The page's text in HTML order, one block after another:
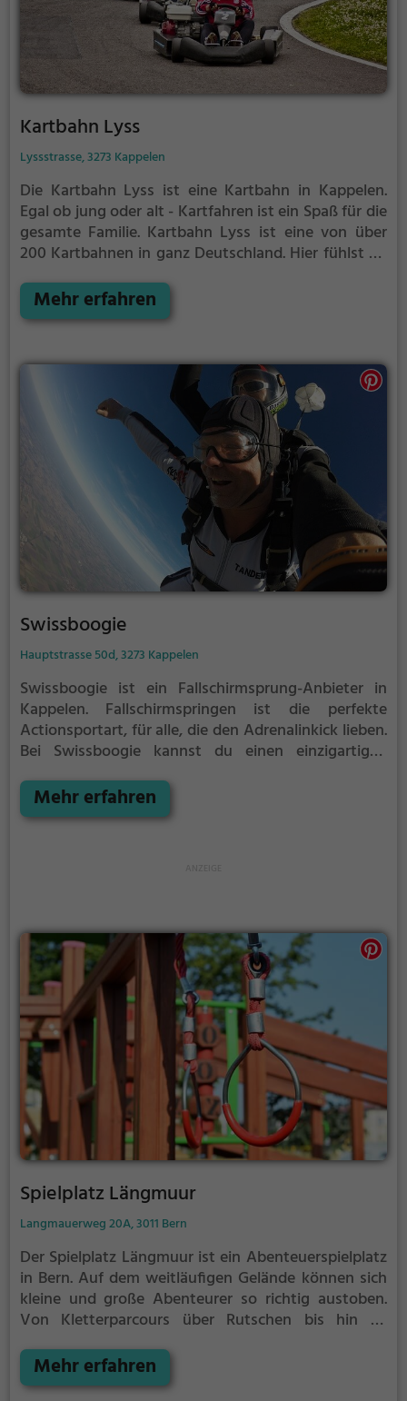
Kartbahn Lyss
Lyssstrasse, 3273 Kappelen
Die Kartbahn Lyss ist eine Kartbahn in Kappelen.
Egal ob jung oder alt - Kartfahren ist ein Spaß für die
gesamte Familie. Kartbahn Lyss ist eine von über
200 Kartbahnen in ganz Deutschland. Hier fühlst du
deinem Kart um die Kurven rauschst.
Mehr erfahren
Swissboogie
Hauptstrasse 50d, 3273 Kappelen
Swissboogie ist ein Fallschirmsprung-Anbieter in
Kappelen. Fallschirmspringen ist die perfekte
Actionsportart, für alle, die den Adrenalinkick lieben.
Bei Swissboogie kannst du einen einzigartigen
mehreren hundert Metern in Richtung Boden
stürzen, bevor der Fallschirm deinen Fall saft
Mehr erfahren
Spielplatz Längmuur
Langmauerweg 20A, 3011 Bern
Der Spielplatz Längmuur ist ein Abenteuerspielplatz
in Bern. Auf dem weitläufigen Gelände können sich
kleine und große Abenteurer so richtig austoben.
Von Kletterparcours über Rutschen bis hin zu
etwas dabei.
Mehr erfahren